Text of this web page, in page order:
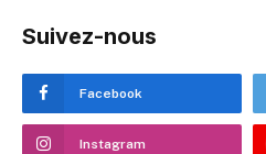
Suivez-nous
Facebook
Instagram